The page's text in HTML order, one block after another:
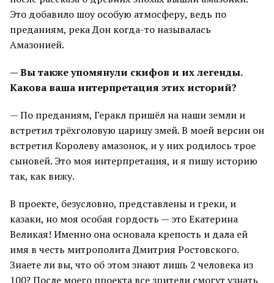
Это добавило шоу особую атмосферу, ведь по
преданиям, река Дон когда-то называлась
Амазонией.
— Вы также упомянули скифов и их легенды.
Какова ваша интерпретация этих историй?
— По преданиям, Геракл пришёл на наши земли и
встретил трёхголовую царицу змей. В моей версии он
встретил Королеву амазонок, и у них родилось трое
сыновей. Это моя интерпретация, и я пишу историю
так, как вижу.
В проекте, безусловно, представлены и греки, и
казаки, но моя особая гордость — это Екатерина
Великая! Именно она основала крепость и дала ей
имя в честь митрополита Дмитрия Ростовского.
Знаете ли вы, что об этом знают лишь 2 человека из
100? После моего проекта все зрители смогут узнать